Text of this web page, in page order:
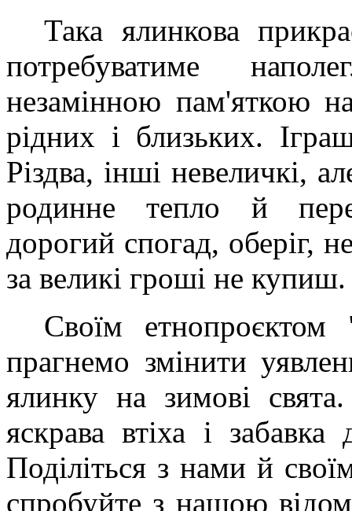
Така ялинкова
потребуватиме
незамінною пам'яткою
рідних і близьких.
Різдва, інші невеличкі,
родинне тепло й
дорогий спогад, оберіг,
за великі гроші не купиш.
Своїм
прагнемо змінити
ялинку на зимові
яскрава втіха і
Поділіться з нами й
спробуйте з нашою